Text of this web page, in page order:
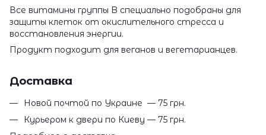
Все витамины группы B специально подобраны для
защиты клеток от окислительного стресса и
восстановления энергии.
Продукт подходит для веганов и вегетарианцев.
Доставка
Новой почтой по Украине — 75 грн.
Курьером к двери по Киеву — 75 грн.